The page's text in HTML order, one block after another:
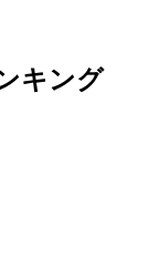
キング